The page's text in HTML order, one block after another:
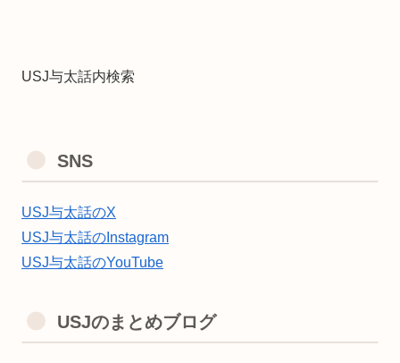
USJ与太話内検索
SNS
USJ与太話のX
USJ与太話のInstagram
USJ与太話のYouTube
USJのまとめブログ